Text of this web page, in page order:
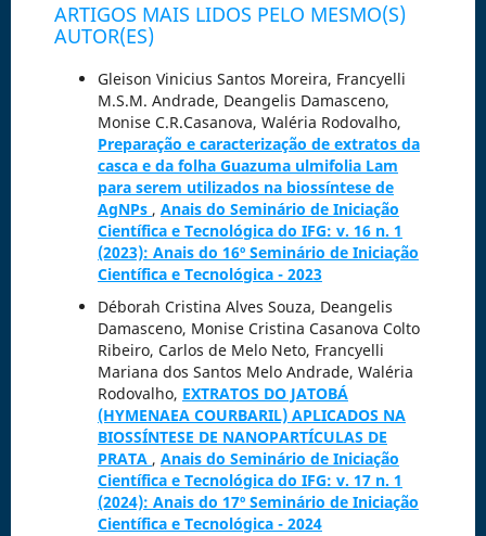
ARTIGOS MAIS LIDOS PELO MESMO(S)
AUTOR(ES)
Gleison Vinicius Santos Moreira, Francyelli
M.S.M. Andrade, Deangelis Damasceno,
Monise C.R.Casanova, Waléria Rodovalho,
Preparação e caracterização de extratos da
casca e da folha Guazuma ulmifolia Lam
para serem utilizados na biossíntese de
AgNPs , Anais do Seminário de Iniciação
Científica e Tecnológica do IFG: v. 16 n. 1
(2023): Anais do 16º Seminário de Iniciação
Científica e Tecnológica - 2023
Déborah Cristina Alves Souza, Deangelis
Damasceno, Monise Cristina Casanova Colto
Ribeiro, Carlos de Melo Neto, Francyelli
Mariana dos Santos Melo Andrade, Waléria
Rodovalho, EXTRATOS DO JATOBÁ
(HYMENAEA COURBARIL) APLICADOS NA
BIOSSÍNTESE DE NANOPARTÍCULAS DE
PRATA , Anais do Seminário de Iniciação
Científica e Tecnológica do IFG: v. 17 n. 1
(2024): Anais do 17º Seminário de Iniciação
Científica e Tecnológica - 2024